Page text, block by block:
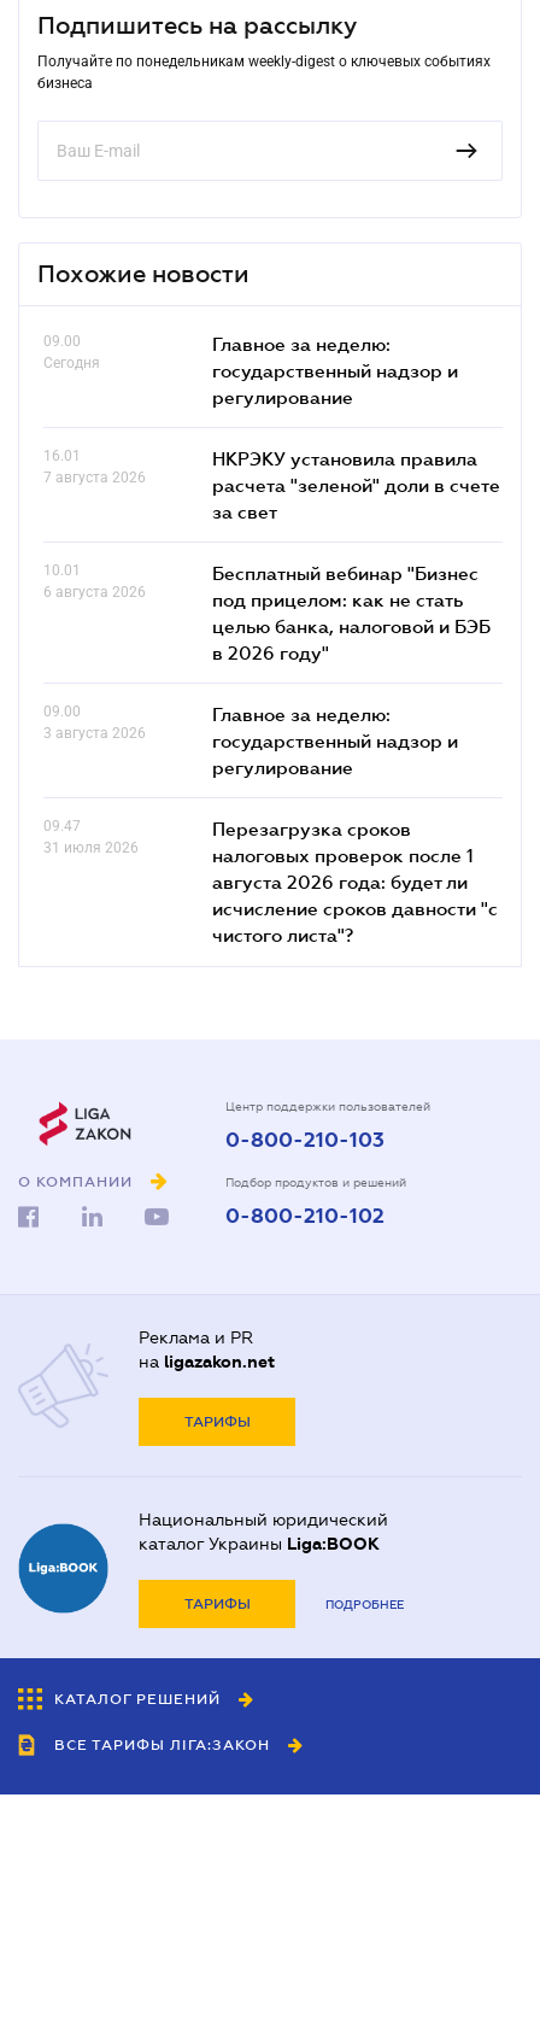
Подпишитесь на рассылку
Получайте по понедельникам weekly-digest о ключевых событиях
бизнеса
Похожие новости
09.00
Сегодня
Главное за неделю:
государственный надзор и
регулирование
16.01
7 августа 2026
НКРЭКУ установила правила
расчета "зеленой" доли в счете
за свет
10.01
6 августа 2026
Бесплатный вебинар "Бизнес
под прицелом: как не стать
целью банка, налоговой и БЭБ
в 2026 году"
09.00
3 августа 2026
Главное за неделю:
государственный надзор и
регулирование
09.47
31 июля 2026
Перезагрузка сроков
налоговых проверок после 1
августа 2026 года: будет ли
исчисление сроков давности "с
чистого листа"?
О КОМПАНИИ
Центр поддержки пользователей
0-800-210-103
Подбор продуктов и решений
0-800-210-102
Реклама и PR
на ligazakon.net
ТАРИФЫ
Национальный юридический
каталог Украины Liga:BOOK
ТАРИФЫ ПОДРОБНЕЕ
КАТАЛОГ РЕШЕНИЙ
ВСЕ ТАРИФЫ ЛІГА:ЗАКОН